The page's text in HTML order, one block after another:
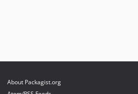
About Packagist.org